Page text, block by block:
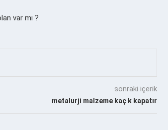
var mı ?
sonraki içerik
metalurji malzeme kaç k kapatır